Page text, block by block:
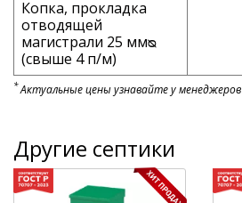
Копка, прокладка
отводящей
магистрали 25 ммᴓ
(свыше 4 п/м)
*Актуальные цены узнавайте у менеджеров
Другие септики